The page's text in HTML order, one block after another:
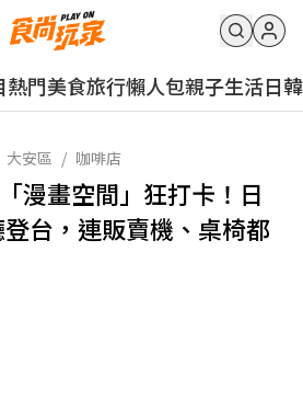
熱門美食旅行懶人包親子生活日韓
大安區 / 咖啡店
漫畫空間」狂打卡！日
台，連販賣機、桌椅都